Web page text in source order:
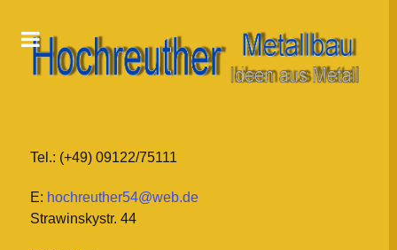
Tel.: (+49) 09122/75111
E: hochreuther54@web.de
Strawinskystr. 44